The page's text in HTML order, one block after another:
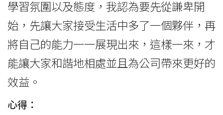
學習氛圍以及態度，我認為要先從謙卑開
始，先讓大家接受生活中多了一個夥伴，再
將自己的能力一一展現出來，這樣一來，才
能讓大家和諧地相處並且為公司帶來更好的
效益。
心得：